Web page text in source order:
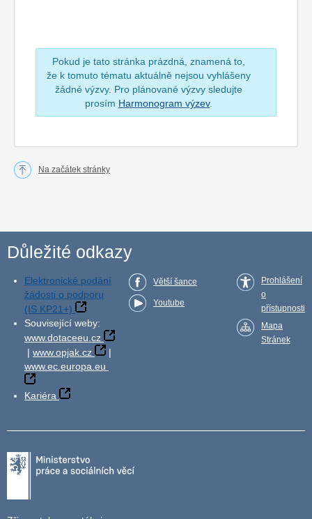
Pokud je tato stránka prázdná, znamená to,
že k tomuto tématu aktuálně nejsou vyhlášeny
žádné výzvy. Pro plánované výzvy sledujte
prosím Harmonogram výzev.
Na začátek stránky
Důležité odkazy
Elektronické podání
žádosti o podporu
(IS KP21+)
Související weby:
www.dotaceeu.cz
| www.opjak.cz
|
www.ec.europa.eu
Kariéra
Větší šance
Youtube
Prohlášení
o
přístupnosti
Mapa
Stránek